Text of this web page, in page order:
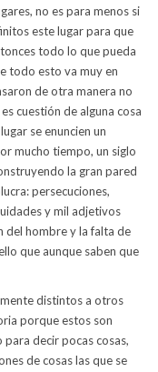
no es para menos si
este lugar para que
todo lo que pueda
todo esto va muy en
de otra manera no
cuestión de alguna cosa
se enuncien un
mucho tiempo, un siglo
la gran pared
persecuciones,
y mil adjetivos
del hombre y la falta de
que aunque saben que
distintos a otros
porque estos son
decir pocas cosas,
de cosas las que se